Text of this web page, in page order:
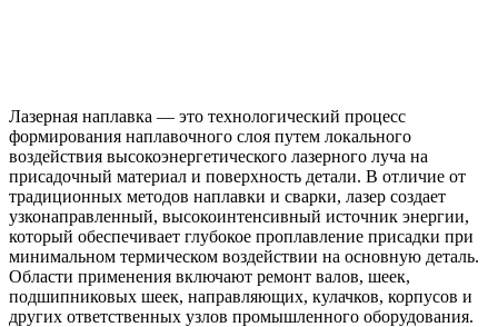
Лазерная наплавка — это технологический процесс
формирования наплавочного слоя путем локального
воздействия высокоэнергетического лазерного луча на
присадочный материал и поверхность детали. В отличие от
традиционных методов наплавки и сварки, лазер создает
узконаправленный, высокоинтенсивный источник энергии,
который обеспечивает глубокое проплавление присадки при
минимальном термическом воздействии на основную деталь.
Области применения включают ремонт валов, шеек,
подшипниковых шеек, направляющих, кулачков, корпусов и
других ответственных узлов промышленного оборудования.